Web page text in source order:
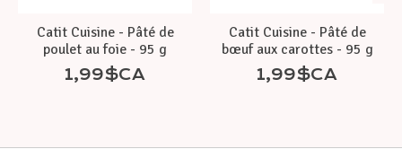
Catit Cuisine - Pâté de
poulet au foie - 95 g
1,99$CA
Catit Cuisine - Pâté de
bœuf aux carottes - 95 g
1,99$CA